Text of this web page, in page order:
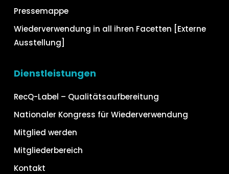
Pressemappe
Wiederverwendung in all ihren Facetten [Externe
Ausstellung]
Dienstleistungen
RecQ-Label – Qualitätsaufbereitung
Nationaler Kongress für Wiederverwendung
Mitglied werden
Mitgliederbereich
Kontakt